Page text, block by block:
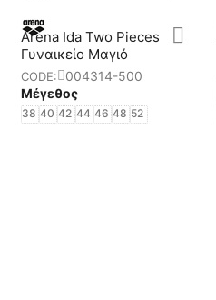
Arena Ida Two Pieces
Γυναικείο Μαγιό
CODE:
004314-500
Μέγεθος
38 40 42 44 46 48 52